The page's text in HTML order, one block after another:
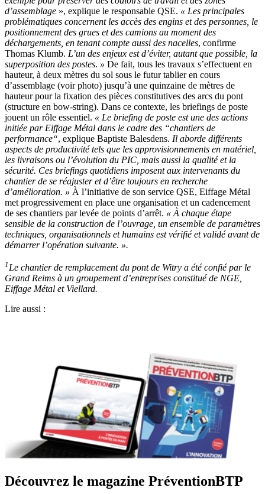
d’assemblage », explique le responsable QSE. « Les principales
problématiques concernent les accès des engins et des personnes, le
positionnement des grues et des camions au moment des
déchargements, en tenant compte aussi des nacelles, confirme
Thomas Klumb. L’un des enjeux est d’éviter, autant que possible, la
superposition des postes. » De fait, tous les travaux s’effectuent en
hauteur, à deux mètres du sol sous le futur tablier en cours
d’assemblage (voir photo) jusqu’à une quinzaine de mètres de
hauteur pour la fixation des pièces constitutives des arcs du pont
(structure en bow-string). Dans ce contexte, les briefings de poste
jouent un rôle essentiel. « Le briefing de poste est une des actions
initiée par Eiffage Métal dans le cadre des “chantiers de
performance“, explique Baptiste Balesdens. Il aborde différents
aspects de productivité tels que les approvisionnements en matériel,
les livraisons ou l’évolution du PIC, mais aussi la qualité et la
sécurité. Ces briefings quotidiens imposent aux intervenants du
chantier de se réajuster et d’être toujours en recherche
d’amélioration. » À l’initiative de son service QSE, Eiffage Métal
met progressivement en place une organisation et un cadencement
de ses chantiers par levée de points d’arrêt. « À chaque étape
sensible de la construction de l’ouvrage, un ensemble de paramètres
techniques, organisationnels et humains est vérifié et validé avant de
démarrer l’opération suivante. ».
1Le chantier de remplacement du pont de Witry a été confié par le
Grand Reims à un groupement d’entreprises constitué de NGE,
Eiffage Métal et Viellard.
Lire aussi :
Découvrez le magazine PréventionBTP